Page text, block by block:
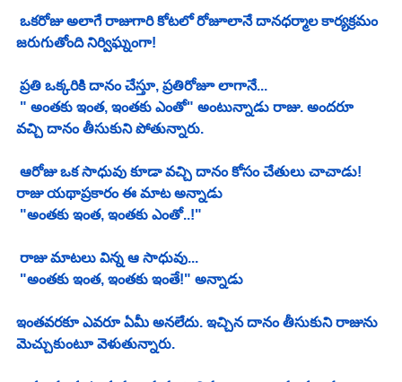
ఒకరోజు అలాగే రాజుగారి కోటలో రోజూలానే దానధర్మాల కార్యక్రమం
జరుగుతోంది నిర్విఘ్నంగా!
ప్రతి ఒక్కరికి దానం చేస్తూ, ప్రతిరోజూ లాగానే...
" అంతకు ఇంత, ఇంతకు ఎంతో" అంటున్నాడు రాజు. అందరూ
వచ్చి దానం తీసుకుని పోతున్నారు.
ఆరోజు ఒక సాధువు కూడా వచ్చి దానం కోసం చేతులు చాచాడు!
రాజు యథాప్రకారం ఈ మాట అన్నాడు
"అంతకు ఇంత, ఇంతకు ఎంతో..!"
రాజు మాటలు విన్న ఆ సాధువు...
"అంతకు ఇంత, ఇంతకు ఇంతే!" అన్నాడు
ఇంతవరకూ ఎవరూ ఏమీ అనలేదు. ఇచ్చిన దానం తీసుకుని రాజును
మెచ్చుకుంటూ వెళుతున్నారు.